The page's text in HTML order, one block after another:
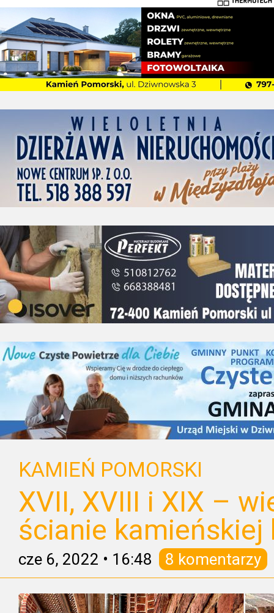
KAMIEŃ POMORSKI
XVII, XVIII i XIX –
ścianie kamieńskiej
cze 6, 2022 • 16:48 8 komentarzy